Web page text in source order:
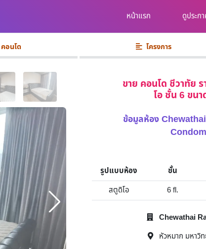
หน้าแรก ดูประก
คอนโด โครงการ
ขาย คอนโด ชีวาทัย
โอ ชั้น 6 ขน
ข้อมูลห้อง
รูปแบบห้อง ชั้น
สตูดิโอ
6 fl.
Chewathai
หัวหมาก มหาวิ